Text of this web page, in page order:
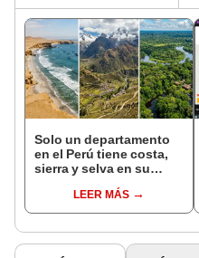
Solo un departamento
en el Perú tiene costa,
sierra y selva en su
LEER MÁS